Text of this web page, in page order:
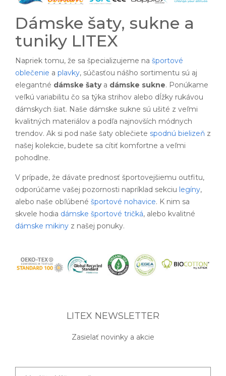
Dámske šaty, sukne a
tuniky LITEX
Napriek tomu, že sa špecializujeme na športové
oblečenie a plavky, súčasťou nášho sortimentu sú aj
elegantné dámske šatya dámske sukne. Ponúkame
veľkú variabilitu čo sa týka strihov alebo dĺžky rukávou
dámskych šiat. Naše dámske sukne sú ušité z veľmi
kvalitných materiálov a podľa najnovších módnych
trendov. Ak si pod naše šaty oblečiete spodnú bielizeň z
našej kolekcie, budete sa cítiť komfortne a veľmi
pohodlne.
V prípade, že dávate prednosť športovejšiemu outfitu,
odporúčame vašej pozornosti napríklad sekciu legíny,
alebo naše obľúbené športové nohavice. K nim sa
skvele hodia dámske športové tričká, alebo kvalitné
dámske mikiny z našej ponuky.
LITEX NEWSLETTER
Zasielať novinky a akcie